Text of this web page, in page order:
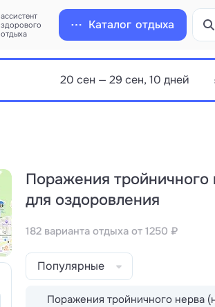
ассистент
здорового
отдыха
Каталог отдыха
Поражения тройничного
для оздоровления
182 варианта отдыха от 1250 ₽
Популярные
Поражения тройничного нерва